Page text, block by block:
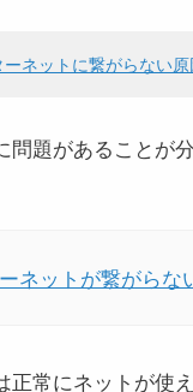
ーネットに繋がらない
問題があることが
ネットが繋がらな
正常にネットが使